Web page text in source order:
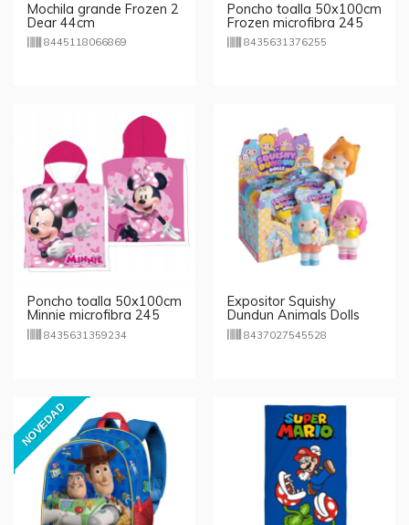
Mochila grande Frozen 2
Dear 44cm
8445118066869
Poncho toalla 50x100cm
Frozen microfibra 245
gsm8435631376255
Poncho toalla 50x100cm
Minnie microfibra 245
gsm8435631359234
Expositor Squishy
Dundun Animals Dolls
8437027545528
NOVEDAD